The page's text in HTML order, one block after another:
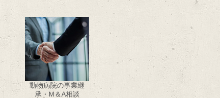
動物病院の事業継
承・M＆A相談